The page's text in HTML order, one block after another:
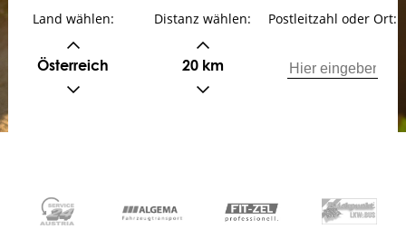
Land wählen:
Österreich
Distanz wählen:
20 km
Postleitzahl oder Ort: